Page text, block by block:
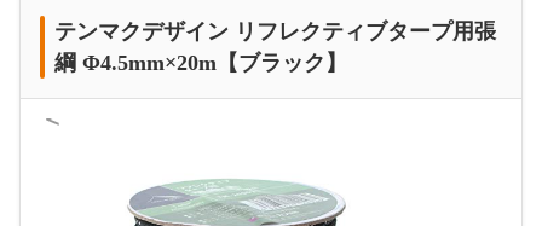
テンマクデザイン リフレクティブタープ用張
綱 Φ4.5mm×20m【ブラック】
＜